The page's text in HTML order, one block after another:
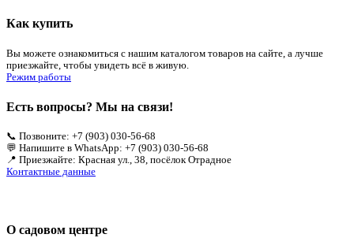
Как купить
Вы можете ознакомиться с нашим каталогом товаров на сайте, а лучше
приезжайте, чтобы увидеть всё в живую.
Режим работы
Есть вопросы? Мы на связи!
📞 Позвоните: +7 (903) 030-56-68
💬 Напишите в WhatsApp: +7 (903) 030-56-68
📍 Приезжайте: Красная ул., 38, посёлок Отрадное
Контактные данные
О садовом центре